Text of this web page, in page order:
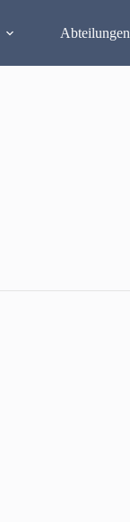
Abteilungen